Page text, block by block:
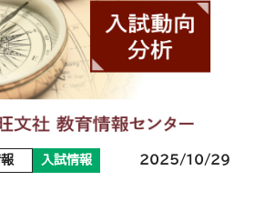
入試情報 2025/10/29